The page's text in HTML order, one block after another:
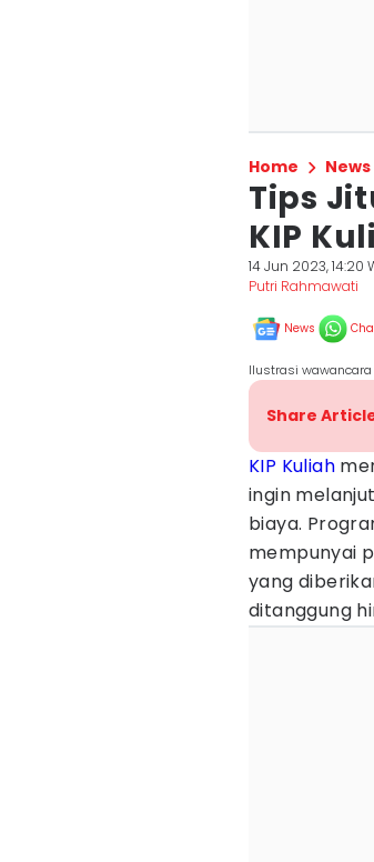
Home News
Tips
KIP
14 Jun 2023, 14:20
Putri Rahmawati
News
Ilustrasi wawancara
Share
KIP Kuliah
ingin
biaya.
mempunyai
yang
ditanggung